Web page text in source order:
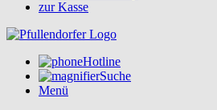
zur Kasse
Hotline
Suche
Menü